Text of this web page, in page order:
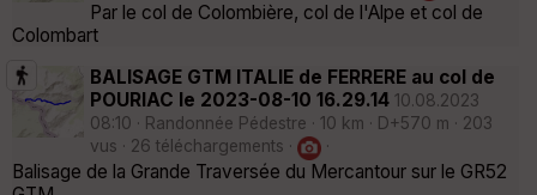
Par le col de Colombière, col de l'Alpe et col de
Colombart
BALISAGE GTM ITALIE de FERRERE au col de
POURIAC le 2023-08-10 16.29.14 10.08.2023
08:10 · Randonnée Pédestre · 10 km · D+570 m · 203
vus · 26 téléchargements ·
·
Balisage de la Grande Traversée du Mercantour sur le GR52